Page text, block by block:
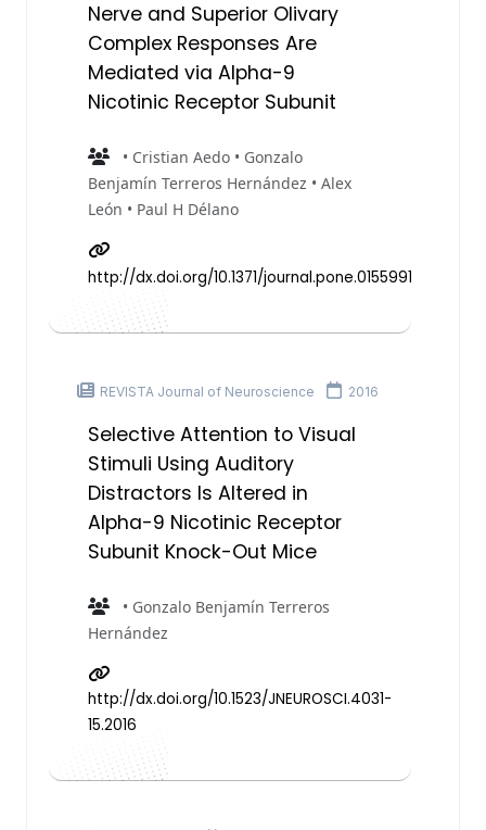
Nerve and Superior Olivary
Complex Responses Are
Mediated via Alpha-9
Nicotinic Receptor Subunit
• Cristian Aedo • Gonzalo
Benjamín Terreros Hernández • Alex
León • Paul H Délano
http://dx.doi.org/10.1371/journal.pone.0155991.
REVISTA Journal of Neuroscience 2016
Selective Attention to Visual
Stimuli Using Auditory
Distractors Is Altered in
Alpha-9 Nicotinic Receptor
Subunit Knock-Out Mice
• Gonzalo Benjamín Terreros
Hernández
http://dx.doi.org/10.1523/JNEUROSCI.4031-
15.2016